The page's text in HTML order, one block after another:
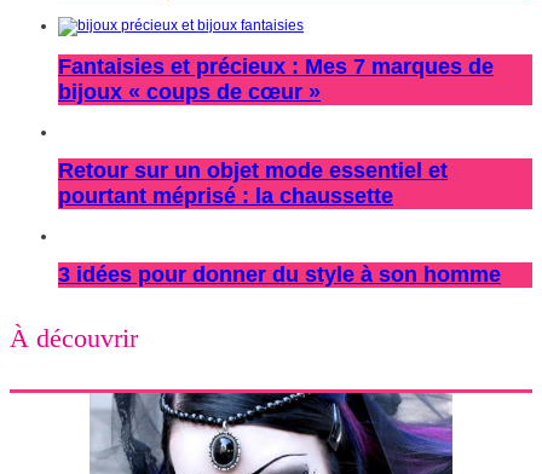
Fantaisies et précieux : Mes 7 marques de
bijoux « coups de cœur »
Retour sur un objet mode essentiel et
pourtant méprisé : la chaussette
3 idées pour donner du style à son homme
À découvrir